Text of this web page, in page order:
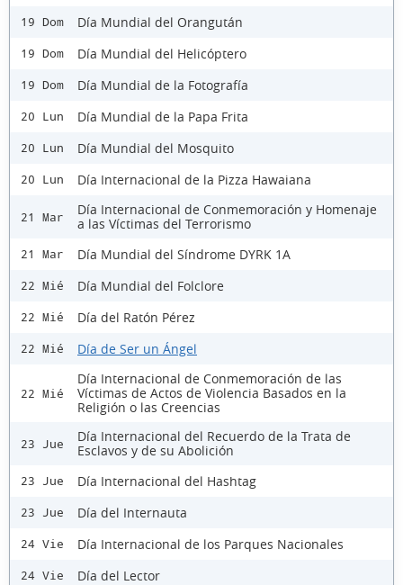
19 Dom Día Mundial del Orangután
19 Dom Día Mundial del Helicóptero
19 Dom Día Mundial de la Fotografía
20 Lun Día Mundial de la Papa Frita
20 Lun Día Mundial del Mosquito
20 Lun Día Internacional de la Pizza Hawaiana
21 Mar
Día Internacional de Conmemoración y Homenaje
a las Víctimas del Terrorismo
21 Mar Día Mundial del Síndrome DYRK 1A
22 Mié Día Mundial del Folclore
22 Mié Día del Ratón Pérez
22 Mié Día de Ser un Ángel
22 Mié
Día Internacional de Conmemoración de las
Víctimas de Actos de Violencia Basados en la
Religión o las Creencias
23 Jue
Día Internacional del Recuerdo de la Trata de
Esclavos y de su Abolición
23 Jue Día Internacional del Hashtag
23 Jue Día del Internauta
24 Vie Día Internacional de los Parques Nacionales
24 Vie Día del Lector